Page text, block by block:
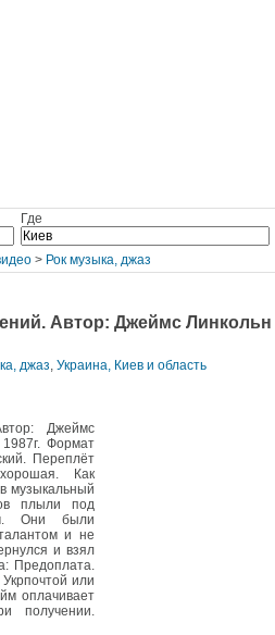
Где
> Рок музыка, джаз
Автор: Джеймс
джаз, Украина, Киев и область
Джеймс
Формат
Переплёт
Как
музыкальный
плыли под
Они были
и не
и взял
Предоплата.
или
оплачивает
получении.